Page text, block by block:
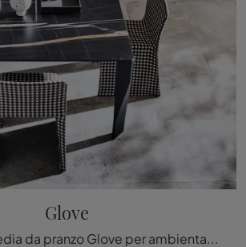
Glove
Ti offriamo la sedia da pranzo Glove per ambientazioni design, tra le più esclusive Sedie fisse di Molteni & C.